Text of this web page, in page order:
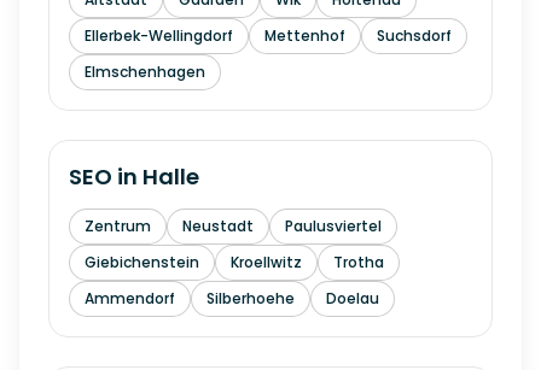
Ellerbek-Wellingdorf
Mettenhof
Suchsdorf
Elmschenhagen
SEO in Halle
Zentrum Neustadt
Paulusviertel
Giebichenstein
Kroellwitz
Trotha
Ammendorf
Silberhoehe Doelau